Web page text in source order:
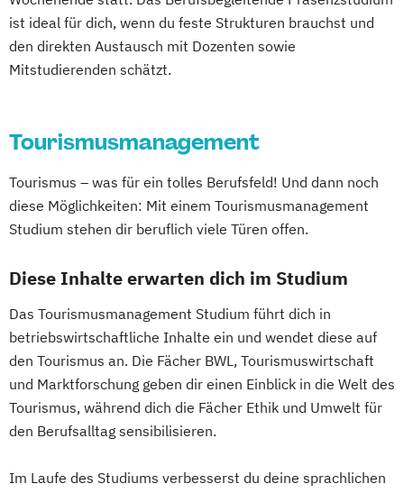
ist ideal für dich, wenn du feste Strukturen brauchst und
den direkten Austausch mit Dozenten sowie
Mitstudierenden schätzt.
Tourismusmanagement
Tourismus – was für ein tolles Berufsfeld! Und dann noch
diese Möglichkeiten: Mit einem Tourismusmanagement
Studium stehen dir beruflich viele Türen offen.
Diese Inhalte erwarten dich im Studium
Das Tourismusmanagement Studium führt dich in
betriebswirtschaftliche Inhalte ein und wendet diese auf
den Tourismus an. Die Fächer BWL, Tourismuswirtschaft
und Marktforschung geben dir einen Einblick in die Welt des
Tourismus, während dich die Fächer Ethik und Umwelt für
den Berufsalltag sensibilisieren.
Im Laufe des Studiums verbesserst du deine sprachlichen